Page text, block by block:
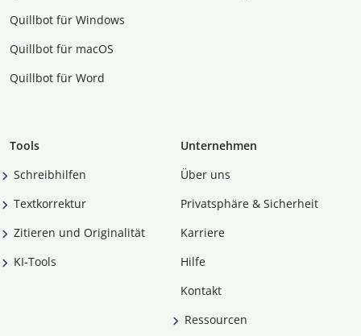
Quillbot für Windows
Quillbot für macOS
Quillbot für Word
Tools
Schreibhilfen
Textkorrektur
Zitieren und Originalität
KI-Tools
Unternehmen
Über uns
Privatsphäre & Sicherheit
Karriere
Hilfe
Kontakt
Ressourcen